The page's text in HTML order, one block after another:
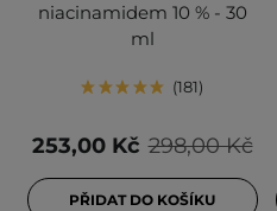
niacinamidem 10 % - 30
ml
181
298,00 Kč
253,00 Kč
PŘIDAT DO KOŠÍKU